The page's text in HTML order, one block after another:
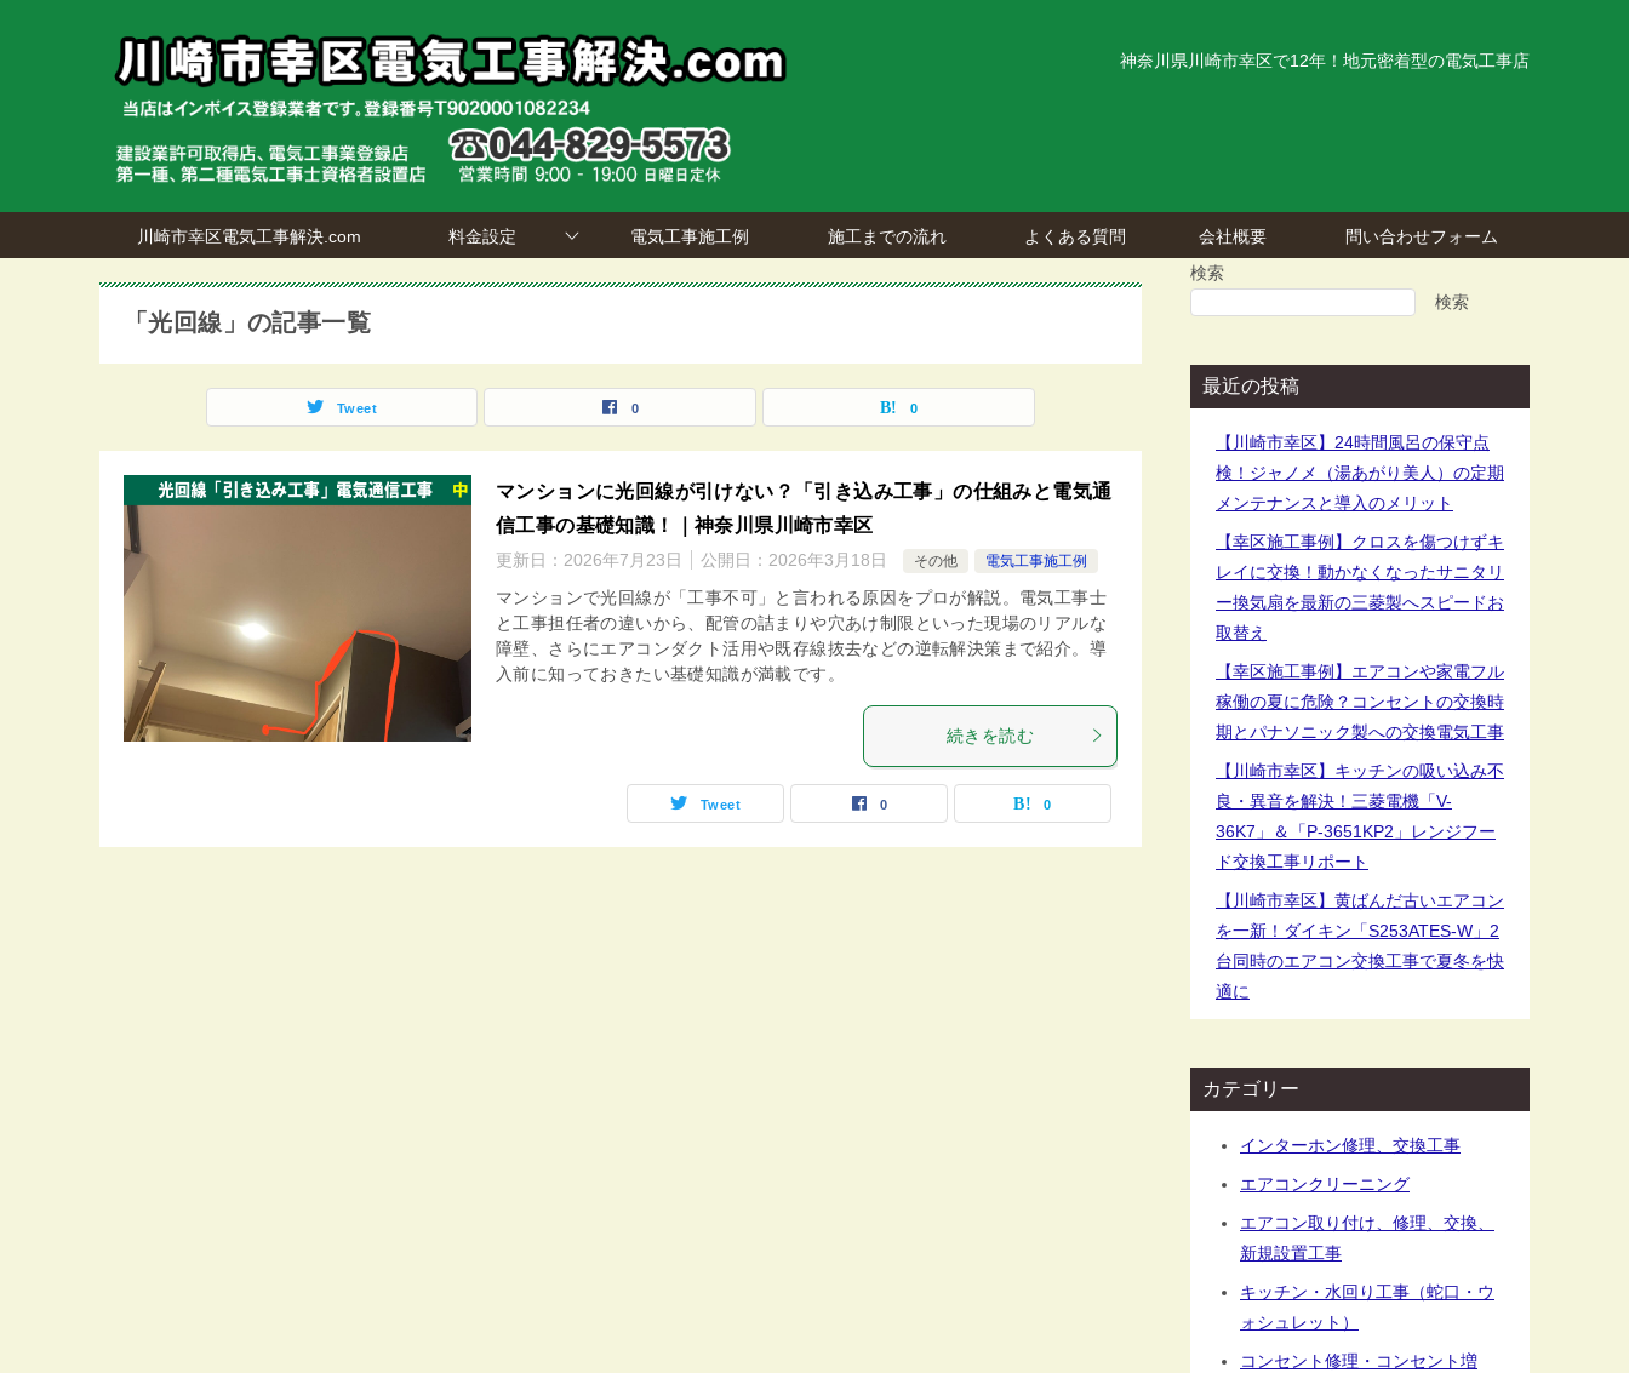
神奈川県川崎市幸区で12年！地元密着型の電気工事店
川崎市幸区電気工事解決.com 料金設定 電気工事施工例 施工までの流れ よくある質問 会社概要 問い合わせフォーム
「光回線」の記事一覧
Tweet 0 0
マンションに光回線が引けない？「引き込み工事」の仕組みと電気通
信工事の基礎知識！｜神奈川県川崎市幸区
更新日： 2026年7月23日 公開日： 2026年3月18日 その他 電気工事施工例
マンションで光回線が「工事不可」と言われる原因をプロが解説。電気工事士
と工事担任者の違いから、配管の詰まりや穴あけ制限といった現場のリアルな
障壁、さらにエアコンダクト活用や既存線抜去などの逆転解決策まで紹介。導
入前に知っておきたい基礎知識が満載です。
続きを読む
Tweet 0 0
検索
検索
最近の投稿
【川崎市幸区】24時間風呂の保守点
検！ジャノメ（湯あがり美人）の定期
メンテナンスと導入のメリット
【幸区施工事例】クロスを傷つけずキ
レイに交換！動かなくなったサニタリ
ー換気扇を最新の三菱製へスピードお
取替え
【幸区施工事例】エアコンや家電フル
稼働の夏に危険？コンセントの交換時
期とパナソニック製への交換電気工事
【川崎市幸区】キッチンの吸い込み不
良・異音を解決！三菱電機「V-
36K7」＆「P-3651KP2」レンジフー
ド交換工事リポート
【川崎市幸区】黄ばんだ古いエアコン
を一新！ダイキン「S253ATES-W」2
台同時のエアコン交換工事で夏冬を快
適に
カテゴリー
インターホン修理、交換工事
エアコンクリーニング
エアコン取り付け、修理、交換、
新規設置工事
キッチン・水回り工事（蛇口・ウ
ォシュレット）
コンセント修理・コンセント増